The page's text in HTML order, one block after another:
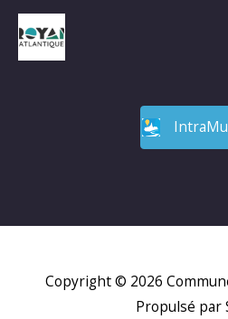
Copyright © 2026
Propulsé par